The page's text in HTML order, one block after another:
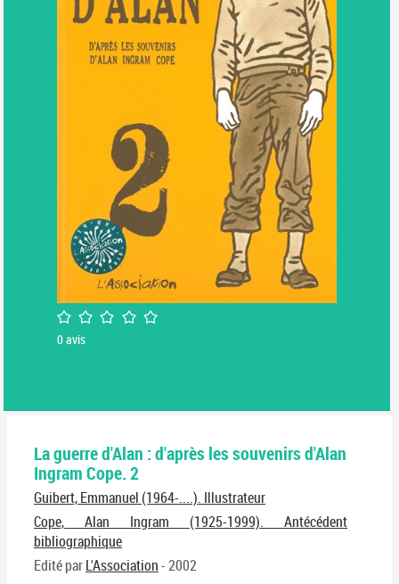
/5
0avis
La guerre d'Alan : d'après les souvenirs d'Alan
Ingram Cope. 2
Guibert, Emmanuel (1964-....). Illustrateur
Cope, Alan Ingram (1925-1999). Antécédent
bibliographique
Edité parL'Association- 2002